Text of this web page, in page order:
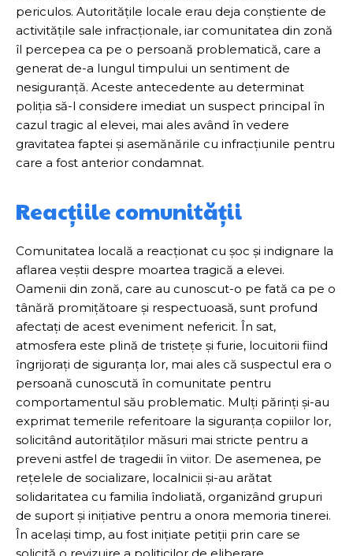
periculos. Autoritățile locale erau deja conștiente de
activitățile sale infracționale, iar comunitatea din zonă
îl percepea ca pe o persoană problematică, care a
generat de-a lungul timpului un sentiment de
nesiguranță. Aceste antecedente au determinat
poliția să-l considere imediat un suspect principal în
cazul tragic al elevei, mai ales având în vedere
gravitatea faptei și asemănările cu infracțiunile pentru
care a fost anterior condamnat.
Reacțiile comunității
Comunitatea locală a reacționat cu șoc și indignare la
aflarea veștii despre moartea tragică a elevei.
Oamenii din zonă, care au cunoscut-o pe fată ca pe o
tânără promițătoare și respectuoasă, sunt profund
afectați de acest eveniment nefericit. În sat,
atmosfera este plină de tristețe și furie, locuitorii fiind
îngrijorați de siguranța lor, mai ales că suspectul era o
persoană cunoscută în comunitate pentru
comportamentul său problematic. Mulți părinți și-au
exprimat temerile referitoare la siguranța copiilor lor,
solicitând autorităților măsuri mai stricte pentru a
preveni astfel de tragedii în viitor. De asemenea, pe
rețelele de socializare, localnicii și-au arătat
solidaritatea cu familia îndoliată, organizând grupuri
de suport și inițiative pentru a onora memoria tinerei.
În același timp, au fost inițiate petiții prin care se